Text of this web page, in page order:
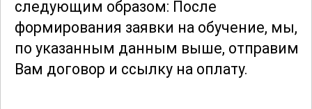
По завершении курса участники будут
готовы к решению широкого спектра
задач, связанных с обслуживанием и
ремонтом подвижного состава.
следующим образом: После
формирования заявки на обучение, мы,
по указанным данным выше, отправим
Вам договор и ссылку на оплату.